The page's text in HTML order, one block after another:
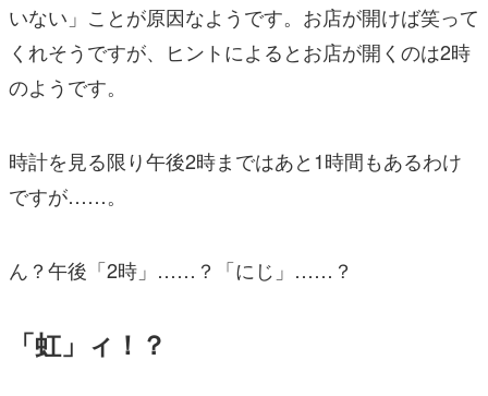
いない」ことが原因なようです。お店が開けば笑って
くれそうですが、ヒントによるとお店が開くのは2時
のようです。
時計を見る限り午後2時まではあと1時間もあるわけ
ですが……。
ん？午後「2時」……？「にじ」……？
「虹」ィ！？